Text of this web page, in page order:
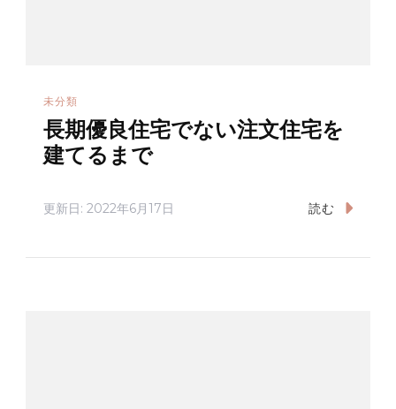
未分類
長期優良住宅でない注文住宅を
建てるまで
更新日: 2022年6月17日 読む